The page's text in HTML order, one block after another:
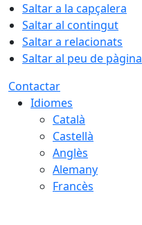
Saltar a la capçalera
Saltar al contingut
Saltar a relacionats
Saltar al peu de pàgina
Contactar
Idiomes
Català
Castellà
Anglès
Alemany
Francès